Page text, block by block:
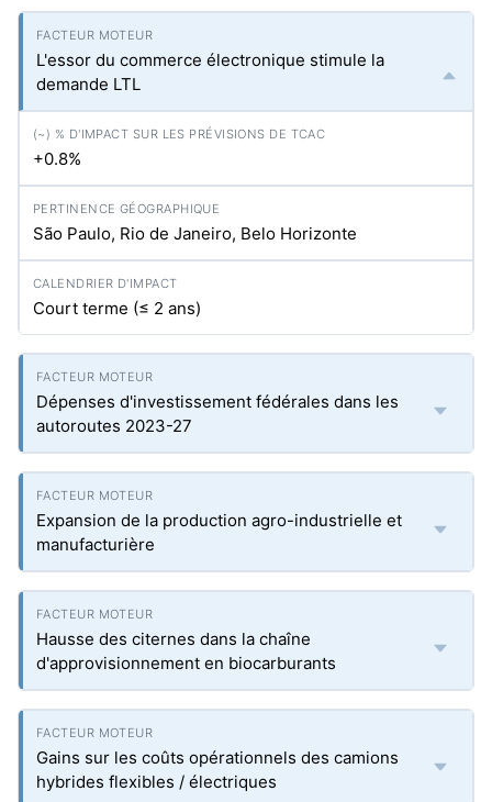
L'essor du commerce électronique stimule la
demande LTL
+0.8%
São Paulo, Rio de Janeiro, Belo Horizonte
Court terme (≤ 2 ans)
Dépenses d'investissement fédérales dans les
autoroutes 2023-27
Expansion de la production agro-industrielle et
manufacturière
Hausse des citernes dans la chaîne
d'approvisionnement en biocarburants
Gains sur les coûts opérationnels des camions
hybrides flexibles / électriques